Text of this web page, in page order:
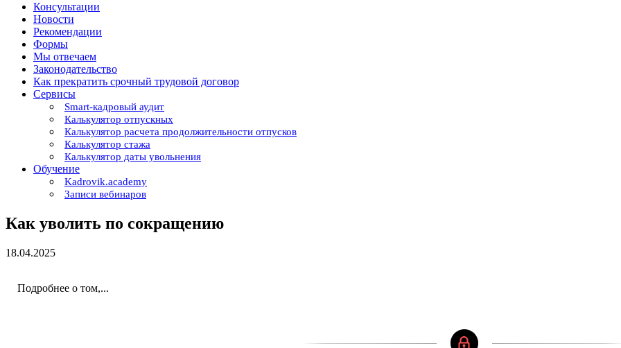
Консультации
Новости
Рекомендации
Формы
Мы отвечаем
Законодательство
Как прекратить срочный трудовой договор
Сервисы
Smart-кадровый аудит
Калькулятор отпускных
Калькулятор расчета продолжительности отпусков
Калькулятор стажа
Калькулятор даты увольнения
Обучение
Kadrovik.academy
Записи вебинаров
Как уволить по сокращению
18.04.2025
Подробнее о том,...